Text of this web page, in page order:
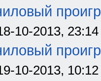
10-2013, 23:14
10-2013, 10:12